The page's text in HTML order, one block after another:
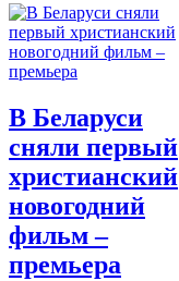
В Беларуси
сняли первый
христианский
новогодний
фильм –
премьера